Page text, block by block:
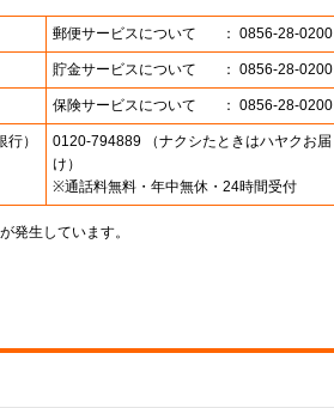
郵便サービスについて ： 0856-28-0200
貯金サービスについて ： 0856-28-0200
保険サービスについて ： 0856-28-0200
）
0120-794889 （ナクシたときはハヤクお届
け）
※通話料無料・年中無休・24時間受付
発生しています。